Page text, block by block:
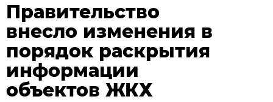
Правительство
внесло изменения в
порядок раскрытия
информации
объектов ЖКХ